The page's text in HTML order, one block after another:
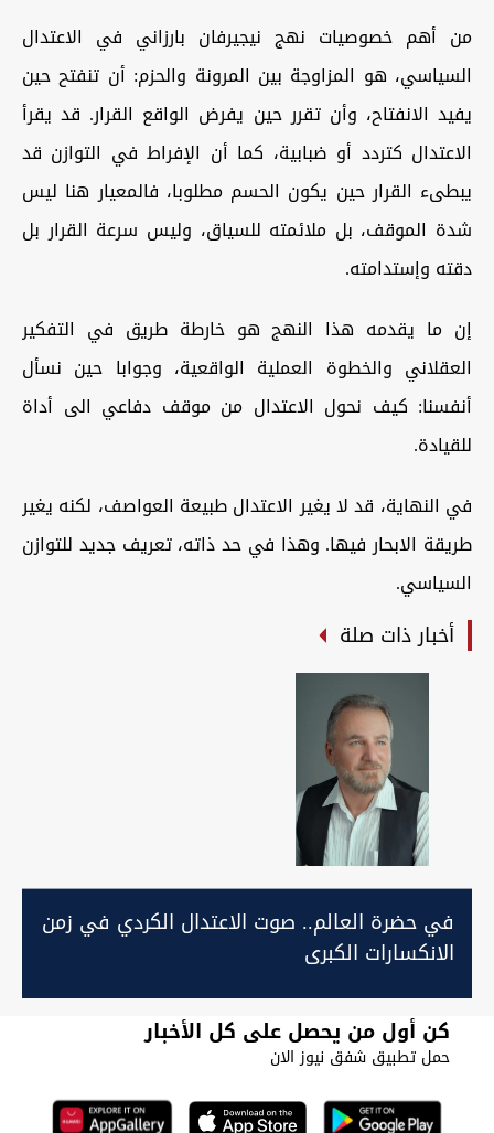
من أهم خصوصیات نهج نیجیرفان بارزاني في الاعتدال
السیاسي، هو المزاوجة بین المرونة والحزم: أن تنفتح حین
یفید الانفتاح، وأن تقرر حین یفرض الواقع القرار. قد یقرأ
الاعتدال کتردد أو ضبابیة، کما أن الإفراط في التوازن قد
یبطیء القرار حین یکون الحسم مطلوبا، فالمعیار هنا لیس
شدة الموقف، بل ملائمته للسیاق، ولیس سرعة القرار بل
دقته وإستدامته.
إن ما یقدمه هذا النهج هو خارطة طریق في التفکیر
العقلاني والخطوة العملیة الواقعیة، وجوابا حین نسأل
أنفسنا: کیف نحول الاعتدال من موقف دفاعي الی أداة
للقیادة.
في النهایة، قد لا یغیر الاعتدال طبیعة العواصف، لکنه یغیر
طریقة الابحار فیها. وهذا في حد ذاته، تعریف جدید للتوازن
السیاسي.
أخبار ذات صلة
في حضرة العالم.. صوت الاعتدال الكردي في زمن
الانكسارات الكبرى
كن أول من يحصل على كل الأخبار
حمل تطبيق شفق نيوز الان